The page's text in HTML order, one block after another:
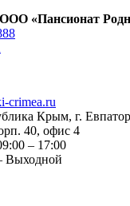
«Пансионат
crimea.ru
Крым, г.
40, офис 4
– 17:00
Выходной